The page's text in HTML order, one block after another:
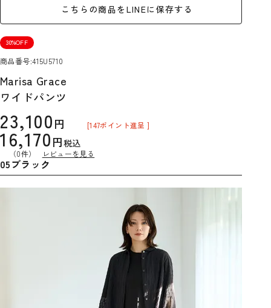
こちらの商品をLINEに保存する
30%OFF
商品番号 415U5710
Marisa Grace
ワイドパンツ
23,100
16,170 税込
[147ポイント進呈 ]
（0件） レビューを見る
05ブラック